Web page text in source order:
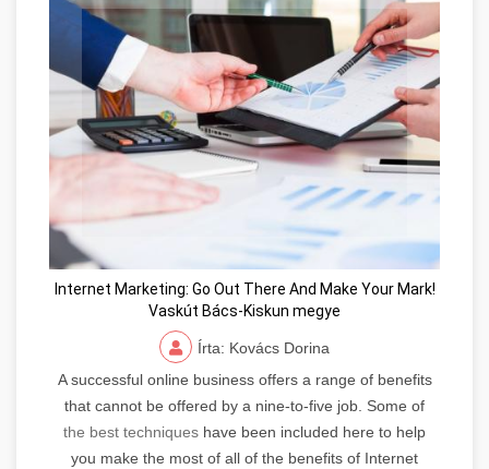
Internet Marketing: Go Out There And Make Your Mark!
Vaskút Bács-Kiskun megye
Írta: Kovács Dorina
A successful online business offers a range of benefits
that cannot be offered by a nine-to-five job. Some of
the best techniques have been included here to help
you make the most of all of the benefits of Internet